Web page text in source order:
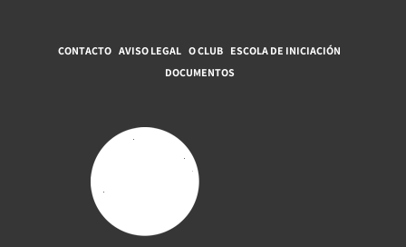
CONTACTO AVISO LEGAL O CLUB ESCOLA DE INICIACIÓN
DOCUMENTOS